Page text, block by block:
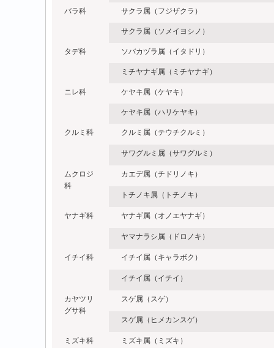
バラ科 サクラ属（フジザクラ）
サクラ属（ソメイヨシノ）
タデ科 ソバカヅラ属（イタドリ）
ミチヤナギ属（ミチヤナギ）
ニレ科 ケヤキ属（ケヤキ）
ケヤキ属（ハリケヤキ）
クルミ科 クルミ属（テウチクルミ）
サワグルミ属（サワグルミ）
ムクロジ
科
カエデ属（チドリノキ）
トチノキ属（トチノキ）
ヤナギ科 ヤナギ属（オノエヤナギ）
ヤマナラシ属（ドロノキ）
イチイ科 イチイ属（キャラボク）
イチイ属（イチイ）
カヤツリ
グサ科
スゲ属（スゲ）
スゲ属（ヒメカンスゲ）
ミズキ科 ミズキ属（ミズキ）